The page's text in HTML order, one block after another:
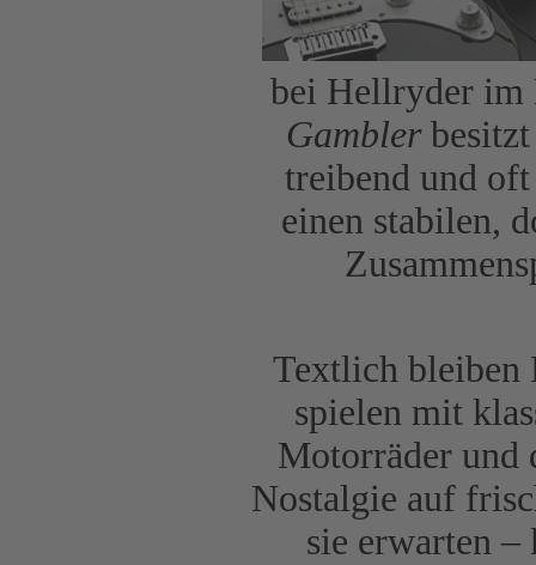
bei Hellryder im
Gamblerbesitzt
treibend und
einen stabilen,
Textlich bleiben
spielen mit
Motorräder und
Nostalgie auf
sie erwarten